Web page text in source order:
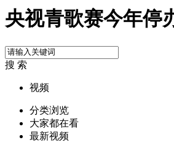
央视青歌赛今年停
搜 索
视频
分类浏览
大家都在看
最新视频